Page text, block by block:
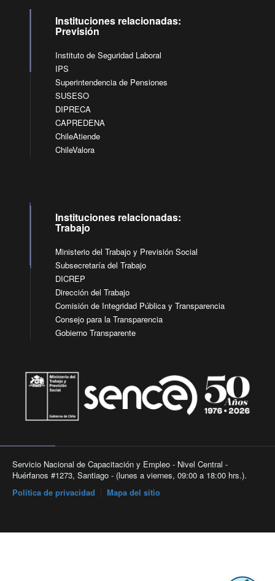
Instituciones relacionadas:
Previsión
Instituto de Seguridad Laboral
IPS
Superintendencia de Pensiones
SUSESO
DIPRECA
CAPREDENA
ChileAtiende
ChileValora
Instituciones relacionadas:
Trabajo
Ministerio del Trabajo y Previsión Social
Subsecretaría del Trabajo
DICREP
Dirección del Trabajo
Comisión de Integridad Pública y Transparencia
Consejo para la Transparencia
Gobierno Transparente
Servicio Nacional de Capacitación y Empleo - Nivel Central -
Huérfanos #1273, Santiago - (lunes a viernes, 09:00 a 18:00 hrs.).
Política de privacidad
Mapa del sitio